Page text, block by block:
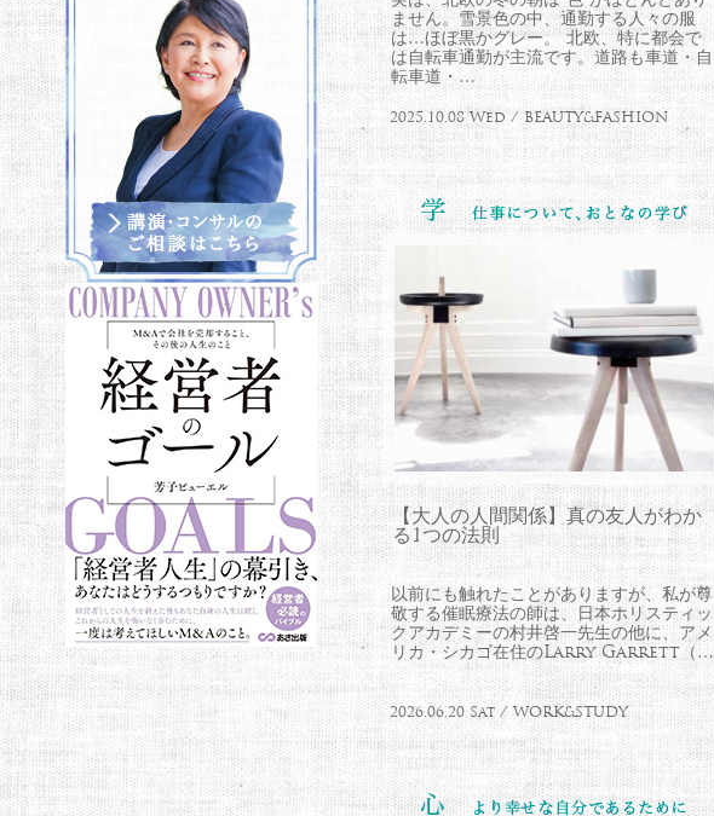
ません。雪景色の中、通勤する人々の服
は…ほぼ黒かグレー。 北欧、特に都会で
は自転車通勤が主流です。道路も車道・自
転車道・…
2025.10.08 Wed / BEAUTY&FASHION
【大人の人間関係】真の友人がわか
る1つの法則
以前にも触れたことがありますが、私が尊
敬する催眠療法の師は、日本ホリスティッ
クアカデミーの村井啓一先生の他に、アメ
リカ・シカゴ在住のLarry Garrett（…
2026.06.20 Sat / WORK&STUDY